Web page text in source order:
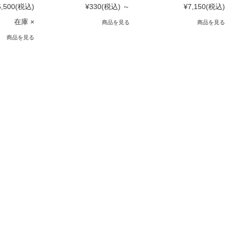
(税込)
在庫 ×
商品を見る
¥330(税込) ～
商品を見る
¥7,150(税込)
商品を見る